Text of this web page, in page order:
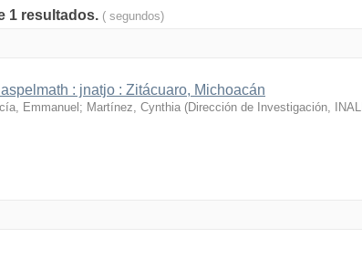
1 resultados. ( segundos)
: jnatjo : Zitácuaro, Michoacán
Emmanuel ; Martínez, Cynthia (Dirección de Investigación, INALI